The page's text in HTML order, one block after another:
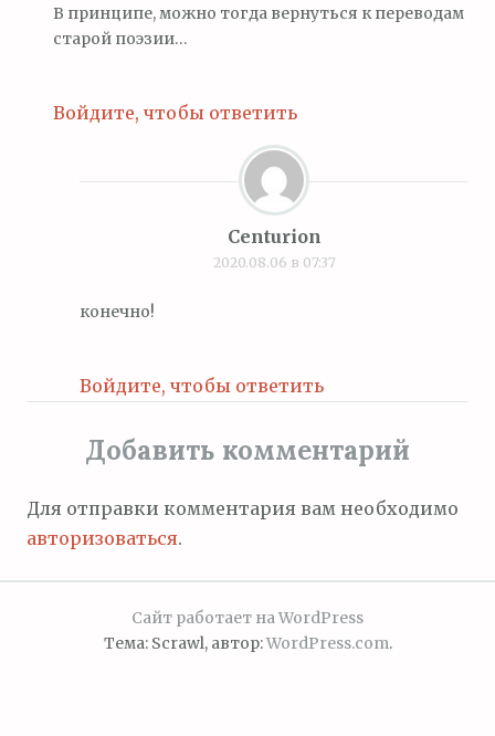
В принципе, можно тогда вернуться к переводам
старой поэзии…
Войдите, чтобы ответить
Centurion
2020.08.06 в 07:37
конечно!
Войдите, чтобы ответить
Добавить комментарий
Для отправки комментария вам необходимо
авторизоваться.
Сайт работает на WordPress
Тема: Scrawl, автор:WordPress.com.